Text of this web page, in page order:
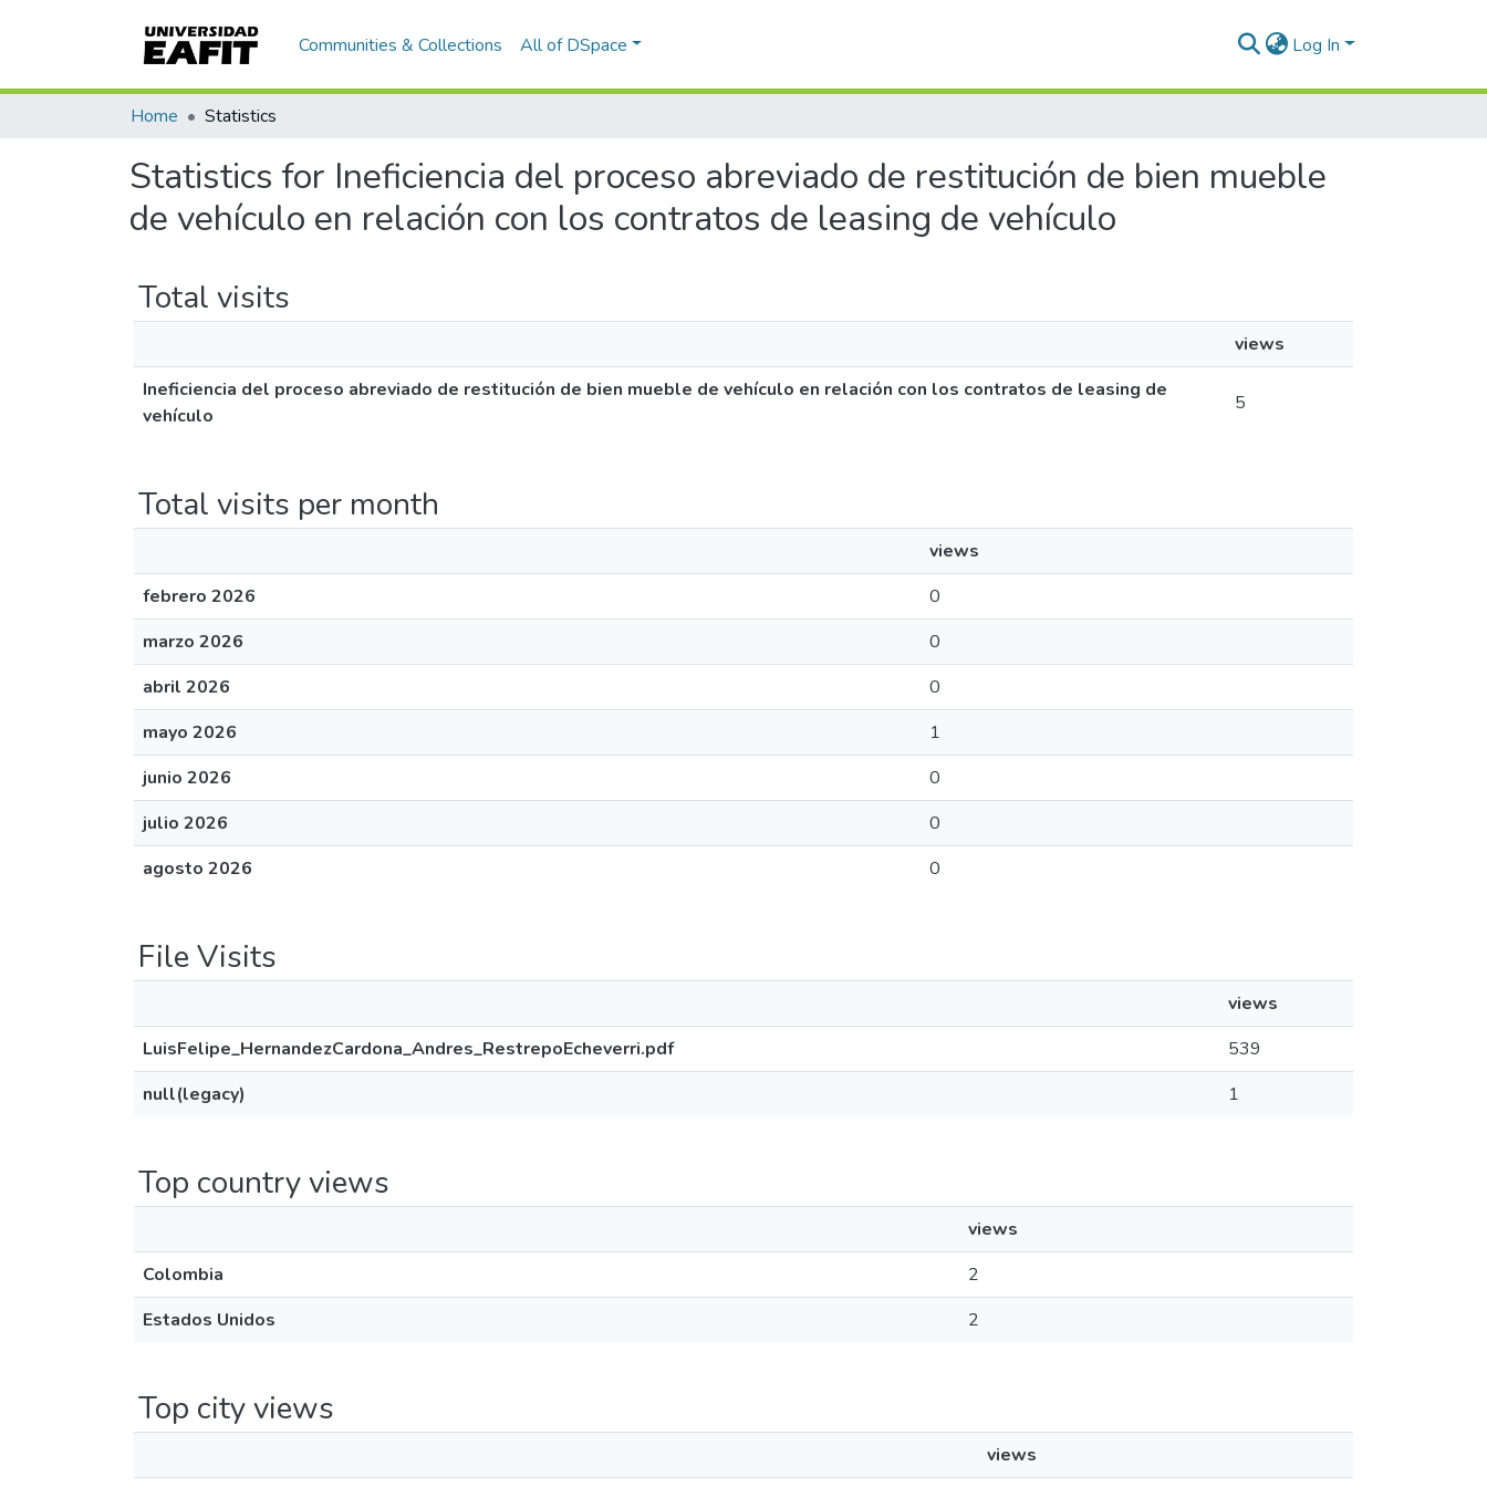
Communities & Collections All of DSpace Log In
Home Statistics
Statistics for Ineficiencia del proceso abreviado de restitución de bien mueble
de vehículo en relación con los contratos de leasing de vehículo
Total visits
views
Ineficiencia del proceso abreviado de restitución de bien mueble de vehículo en relación con los contratos de leasing de
vehículo
5
Total visits per month
views
febrero 2026
0
marzo 2026
0
abril 2026
0
mayo 2026
1
junio 2026
0
julio 2026
0
agosto 2026
0
File Visits
views
LuisFelipe_HernandezCardona_Andres_RestrepoEcheverri.pdf
539
null(legacy)
1
Top country views
views
Colombia
2
Estados Unidos
2
Top city views
views